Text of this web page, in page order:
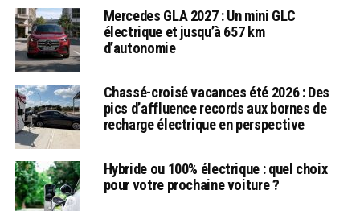
Mercedes GLA 2027 : Un mini GLC
électrique et jusqu’à 657 km
d’autonomie
Chassé-croisé vacances été 2026 : Des
pics d’affluence records aux bornes de
recharge électrique en perspective
Hybride ou 100% électrique : quel choix
pour votre prochaine voiture ?